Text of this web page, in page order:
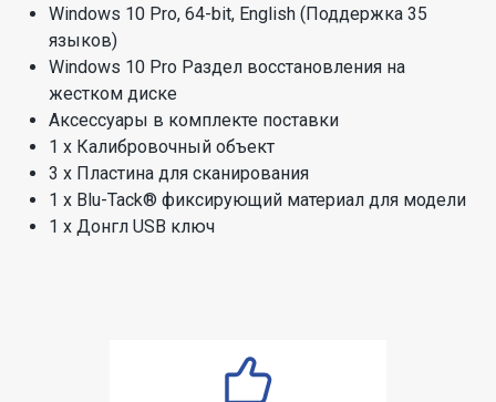
Windows 10 Pro, 64-bit, English (Поддержка 35
языков)
Windows 10 Pro Раздел восстановления на
жестком диске
Аксессуары в комплекте поставки
1 x Калибровочный объект
3 x Пластина для сканирования
1 x Blu-Tack® фиксирующий материал для модели
1 x Донгл USB ключ